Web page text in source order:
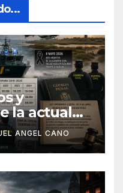
y
la actual
ANGEL CANO